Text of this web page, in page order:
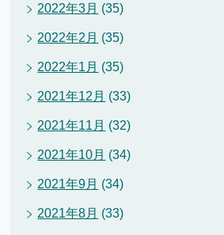
2022年3月 (35)
2022年2月 (35)
2022年1月 (35)
2021年12月 (33)
2021年11月 (32)
2021年10月 (34)
2021年9月 (34)
2021年8月 (33)